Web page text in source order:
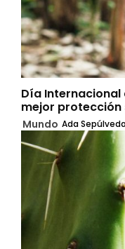
Día Internacional
mejor protección
Mundo Ada